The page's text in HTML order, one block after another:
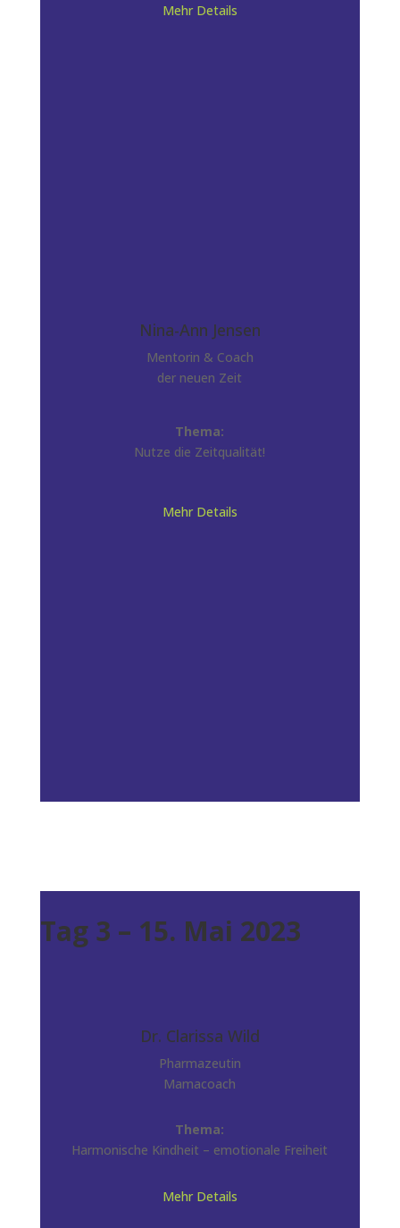
Mehr Details
Nina-Ann Jensen
Mentorin & Coach
der neuen Zeit
Thema:
Nutze die Zeitqualität!
Mehr Details
Tag 3 – 15. Mai 2023
Dr. Clarissa Wild
Pharmazeutin
Mamacoach
Thema:
Harmonische Kindheit – emotionale Freiheit
Mehr Details